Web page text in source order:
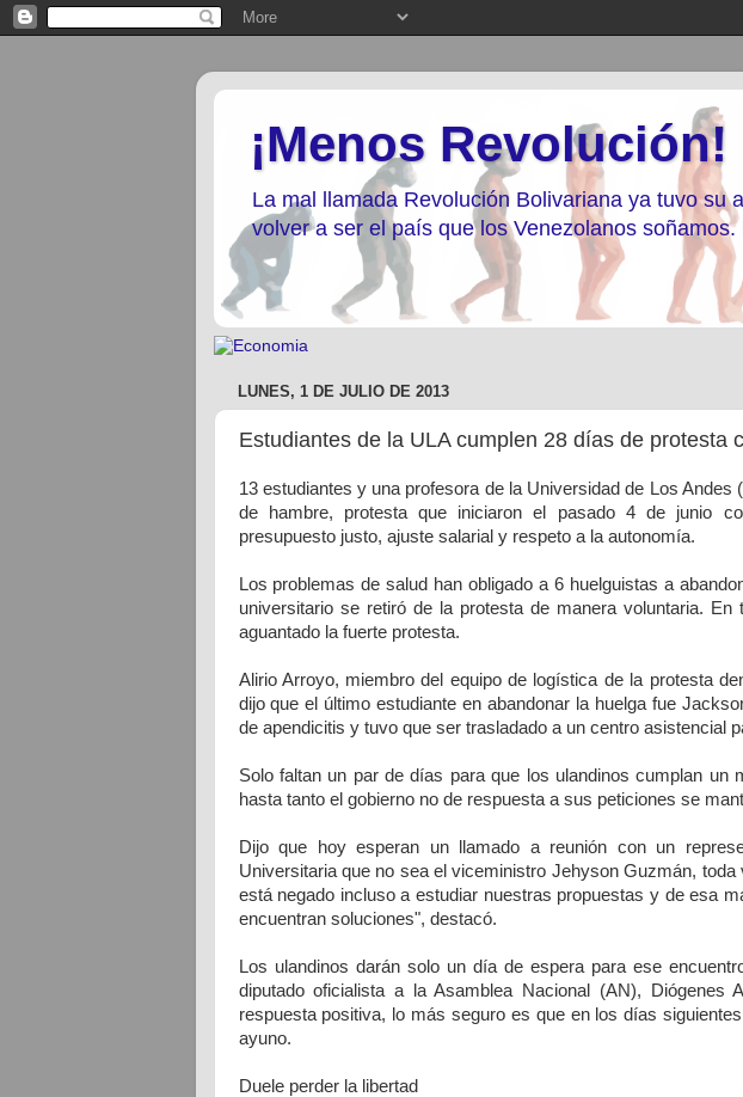
¡Menos Revolución!
La mal llamada Revolución Bolivariana ya tuvo su
volver a ser el país que los Venezolanos
LUNES, 1 DE JULIO DE 2013
Estudiantes de la ULA cumplen 28 días de protesta
13 estudiantes y una profesora de la Universidad de Los
de hambre, protesta que iniciaron el pasado 4 de junio
presupuesto justo, ajuste salarial y respeto a la autonomía.
Los problemas de salud han obligado a 6 huelguistas a
universitario se retiró de la protesta de manera voluntaria.
aguantado la fuerte protesta.
Alirio Arroyo, miembro del equipo de logística de la protesta
dijo que el último estudiante en abandonar la huelga fue
de apendicitis y tuvo que ser trasladado a un centro asistencial
Solo faltan un par de días para que los ulandinos cumplan un
hasta tanto el gobierno no de respuesta a sus peticiones se
Dijo que hoy esperan un llamado a reunión con un
Universitaria que no sea el viceministro Jehyson Guzmán, toda
está negado incluso a estudiar nuestras propuestas y de esa
encuentran soluciones", destacó.
Los ulandinos darán solo un día de espera para ese
diputado oficialista a la Asamblea Nacional (AN), Diógenes
respuesta positiva, lo más seguro es que en los días
ayuno.
Duele perder la libertad